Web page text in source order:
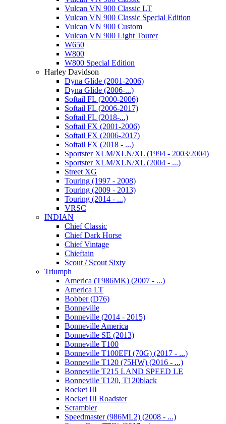
Vulcan VN 900 Classic LT
Vulcan VN 900 Classic Special Edition
Vulcan VN 900 Custom
Vulcan VN 900 Light Tourer
W650
W800
W800 Special Edition
Harley Davidson
Dyna Glide (2001-2006)
Dyna Glide (2006-...)
Softail FL (2000-2006)
Softail FL (2006-2017)
Softail FL (2018-...)
Softail FX (2001-2006)
Softail FX (2006-2017)
Softail FX (2018 - ...)
Sportster XLM/XLN/XL (1994 - 2003/2004)
Sportster XLM/XLN/XL (2004 - ...)
Street XG
Touring (1997 - 2008)
Touring (2009 - 2013)
Touring (2014 - ...)
VRSC
INDIAN
Chief Classic
Chief Dark Horse
Chief Vintage
Chieftain
Scout / Scout Sixty
Triumph
America (T986MK) (2007 - ...)
America LT
Bobber (D76)
Bonneville
Bonneville (2014 - 2015)
Bonneville America
Bonneville SE (2013)
Bonneville T100
Bonneville T100EFI (70G) (2017 - ...)
Bonneville T120 (75HW) (2016 - ...)
Bonneville T215 LAND SPEED LE
Bonneville T120, T120black
Rocket III
Rocket III Roadster
Scrambler
Speedmaster (986ML2) (2008 - ...)